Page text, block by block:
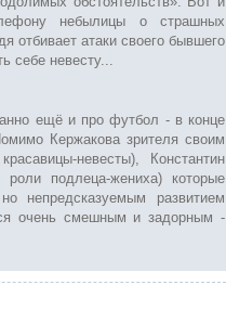
небылицы о страшных
отбивает атаки своего бывшего
себе невесту...
ещё и про футбол - в конце
Кержакова зрителя своим
невесты), Константин
подлеца-жениха) которые
непредсказуемым развитием
очень смешным и задорным -